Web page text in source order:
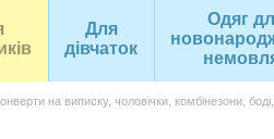
Для
дівчаток
Одяг
на виписку, чоловічки, комбінезони,